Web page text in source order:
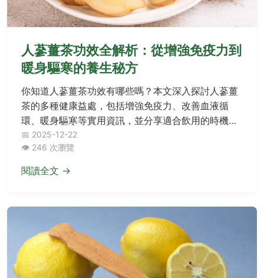
人蔘薑茶功效全解析：從增強免疫力到
暖身驅寒的養生秘方
你知道人蔘薑茶功效有哪些嗎？本文深入探討人蔘薑
茶的多種健康益處，包括增強免疫力、改善血液循
環、暖身驅寒等實用資訊，並分享適合飲用的時機與
注意事項，幫助你正確利用這款傳統養生茶飲提升生
活品質。
📅 2025-12-22
👁️ 246 次瀏覽
閱讀全文 →